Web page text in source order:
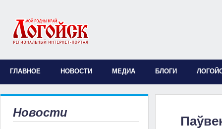
ГЛАВНОЕ НОВОСТИ МЕДИА БЛОГИ
Новости